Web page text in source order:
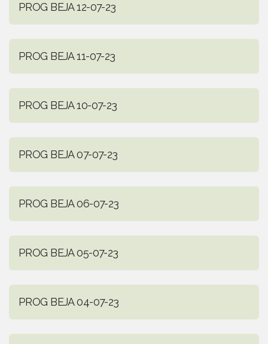
PROG BEJA 12-07-23
PROG BEJA 11-07-23
PROG BEJA 10-07-23
PROG BEJA 07-07-23
PROG BEJA 06-07-23
PROG BEJA 05-07-23
PROG BEJA 04-07-23